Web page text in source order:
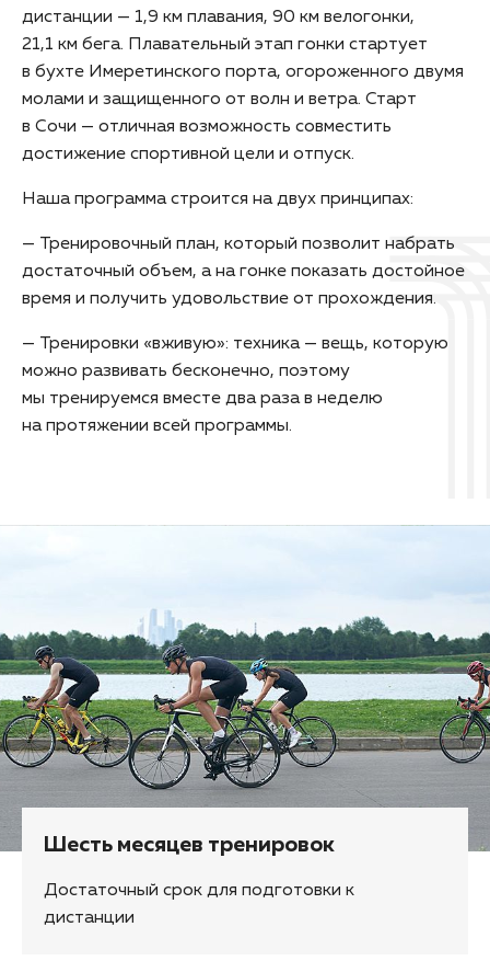
дистанции — 1,9 км плавания, 90 км велогонки,
21,1 км бега. Плавательный этап гонки стартует
в бухте Имеретинского порта, огороженного двумя
молами и защищенного от волн и ветра. Старт
в Сочи — отличная возможность совместить
достижение спортивной цели и отпуск.
Наша программа строится на двух принципах:
— Тренировочный план, который позволит набрать
достаточный объем, а на гонке показать достойное
время и получить удовольствие от прохождения.
— Тренировки «вживую»: техника — вещь, которую
можно развивать бесконечно, поэтому
мы тренируемся вместе два раза в неделю
на протяжении всей программы.
Шесть месяцев тренировок
Достаточный срок для подготовки к
дистанции